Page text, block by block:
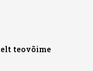
teovõime